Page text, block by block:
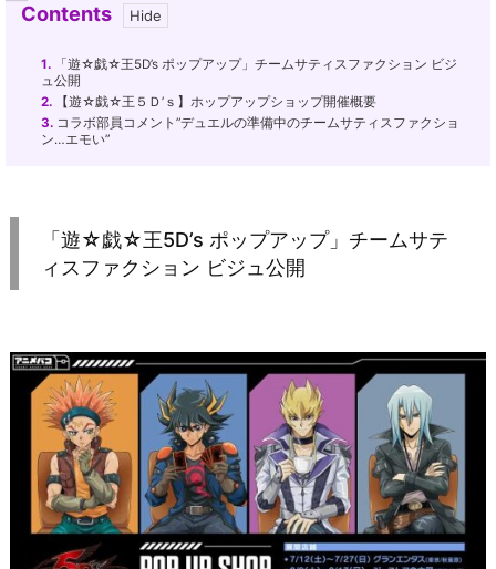
Contents
1. 「遊☆戯☆王5D’s ポップアップ」チームサティスファクション ビジ
ュ公開
2. 【遊☆戯☆王５Ｄ’ｓ】ホップアップショップ開催概要
3. コラボ部員コメント”デュエルの準備中のチームサティスファクショ
ン…エモい”
「遊☆戯☆王5D’s ポップアップ」チームサテ
ィスファクション ビジュ公開